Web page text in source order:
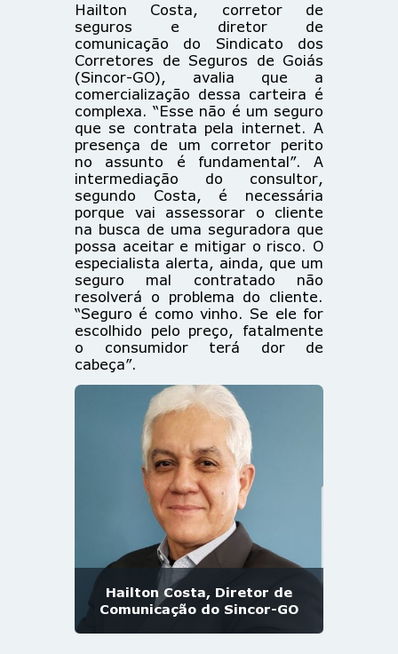
Hailton Costa, corretor de
seguros e diretor de
comunicação do Sindicato dos
Corretores de Seguros de Goiás
(Sincor-GO), avalia que a
comercialização dessa carteira é
complexa. “Esse não é um seguro
que se contrata pela internet. A
presença de um corretor perito
no assunto é fundamental”. A
intermediação do consultor,
segundo Costa, é necessária
porque vai assessorar o cliente
na busca de uma seguradora que
possa aceitar e mitigar o risco. O
especialista alerta, ainda, que um
seguro mal contratado não
resolverá o problema do cliente.
“Seguro é como vinho. Se ele for
escolhido pelo preço, fatalmente
o consumidor terá dor de
cabeça”.
Hailton Costa, Diretor de
Comunicação do Sincor-GO